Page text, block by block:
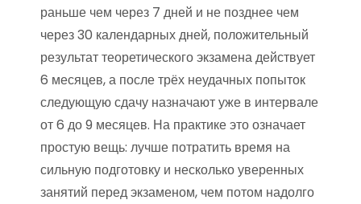
раньше чем через 7 дней и не позднее чем
через 30 календарных дней, положительный
результат теоретического экзамена действует
6 месяцев, а после трёх неудачных попыток
следующую сдачу назначают уже в интервале
от 6 до 9 месяцев. На практике это означает
простую вещь: лучше потратить время на
сильную подготовку и несколько уверенных
занятий перед экзаменом, чем потом надолго